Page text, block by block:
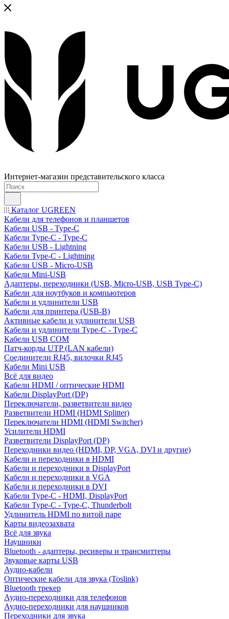
Интернет-магазин представительского класса
Каталог UGREEN
Кабели для телефонов и планшетов
Кабели USB - Type-C
Кабели Type-C - Type-C
Кабели USB - Lightning
Кабели Type-C - Lightning
Кабели USB - Micro-USB
Кабели Mini-USB
Адаптеры, переходники (USB, Micro-USB, USB Type-C)
Кабели для ноутбуков и компьютеров
Кабели и удлинители USB
Кабели для принтера (USB-B)
Активные кабели и удлинители USB
Кабели и удлинители Type-C - Type-C
Кабели USB COM
Патч-корды UTP (LAN кабели)
Соединители RJ45, вилочки RJ45
Кабели Mini USB
Всё для видео
Кабели HDMI / оптические HDMI
Кабели DisplayPort (DP)
Переключатели, разветвители видео
Разветвители HDMI (HDMI Splitter)
Переключатели HDMI (HDMI Switcher)
Усилители HDMI
Разветвители DisplayPort (DP)
Переходники видео (HDMI, DP, VGA, DVI и другие)
Кабели и переходники в HDMI
Кабели и переходники в DisplayPort
Кабели и переходники в VGA
Кабели и переходники в DVI
Кабели Type-C - HDMI, DisplayPort
Кабели Type-C - Type-C, Thunderbolt
Удлинитель HDMI по витой паре
Карты видеозахвата
Всё для звука
Наушники
Bluetooth - адаптеры, ресиверы и трансмиттеры
Звуковые карты USB
Аудио-кабели
Оптические кабели для звука (Toslink)
Bluetooth трекер
Аудио-переходники для телефонов
Аудио-переходники для наушников
Переходники для звука